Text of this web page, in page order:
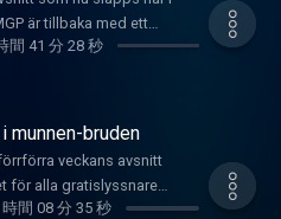
standup-show "Håll
du
Critique tar oss tillbaka till
nu fått en fet revival
här och nu. Vilka vinner? Ta
avsnitt och nya när de
det för 69 kr i månaden
mgp
dispans från EU-
det är en DVS-banger i
förhållanden. Därefter
som är allt annat än
dängor däremot, skapade
har varit här och spelat
i Brallan (Bulf). Bland
vi att en stor förlust av
startskott för Den Svenska
Ta reda? Sen inleds den
av Freestyle
med en tung
är tillbaka med ett
där dem först
och andra
problemet. Färska
under sändningens gång
kommer det
間 41 分 28 秒
munnen-bruden
veckans avsnitt
för alla gratislyssnare
ett avsnitt som är nummer
間 08 分 35 秒